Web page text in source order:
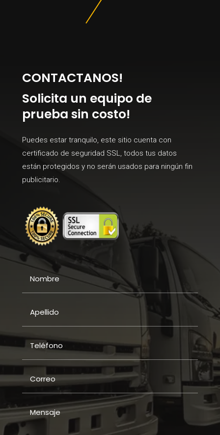
CONTACTANOS!
Solicita un equipo de
prueba sin costo!
Puedes estar tranquilo, este sitio cuenta con
certificado de seguridad SSL, todos tus datos
están protegidos y no serán usados para ningún fin
publicitario.